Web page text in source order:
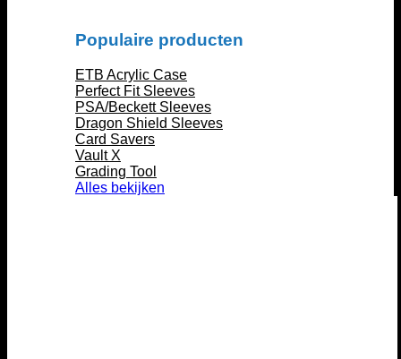
Populaire producten
ETB Acrylic Case
Perfect Fit Sleeves
PSA/Beckett Sleeves
Dragon Shield Sleeves
Card Savers
Vault X
Grading Tool
Alles bekijken